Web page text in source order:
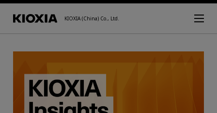
KIOXIA (China) Co., Ltd.